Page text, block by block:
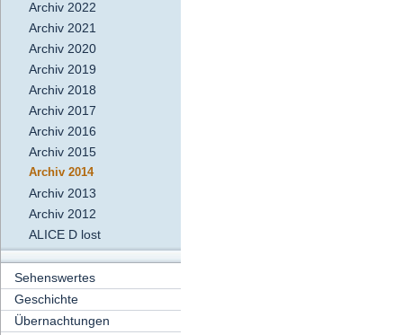
Archiv 2022
Archiv 2021
Archiv 2020
Archiv 2019
Archiv 2018
Archiv 2017
Archiv 2016
Archiv 2015
Archiv 2014
Archiv 2013
Archiv 2012
ALICE D lost
Sehenswertes
Geschichte
Übernachtungen